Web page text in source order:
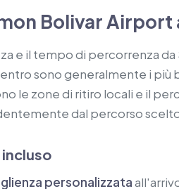
Bolivar
e il tempo di percorrenza
sono generalmente i più
le zone di ritiro locali e il
dal percorso
incluso
personalizzata